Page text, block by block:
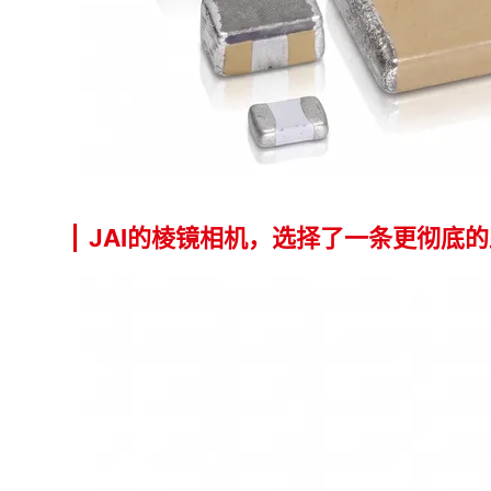
JAI的棱镜相机，选择了一条更彻底